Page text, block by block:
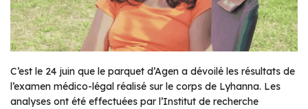
C’est le 24 juin que le parquet d’Agen a dévoilé les résultats de
l’examen médico-légal réalisé sur le corps de Lyhanna. Les
analyses ont été effectuées par l’Institut de recherche